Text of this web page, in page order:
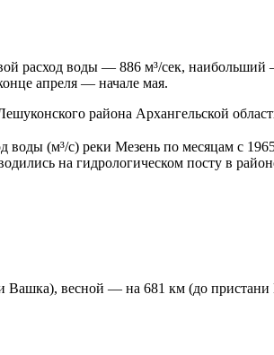
расход воды — 886 м³/сек,
апреля — начале мая.
района Архангельской
воды (м³/с) реки Мезень по месяцам с
на гидрологическом посту в
Вашка), весной — на 681 км (до